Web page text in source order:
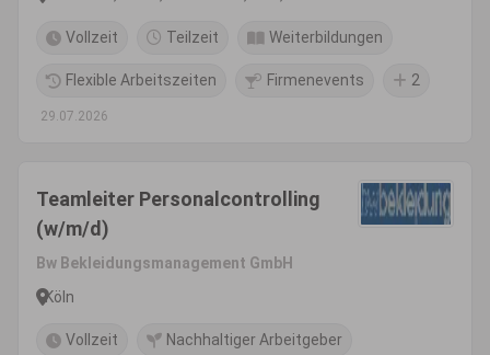
Vollzeit Teilzeit Weiterbildungen
Flexible Arbeitszeiten Firmenevents 2
29.07.2026
Teamleiter Personalcontrolling
(w/m/d)
Bw Bekleidungsmanagement GmbH
Köln
Vollzeit Nachhaltiger Arbeitgeber